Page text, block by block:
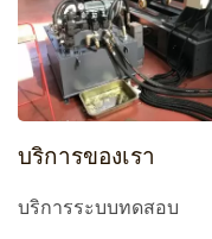
บริการของเรา
บริการระบบทดสอบ